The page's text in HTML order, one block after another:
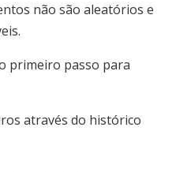
não são aleatórios e
primeiro passo para
através do histórico